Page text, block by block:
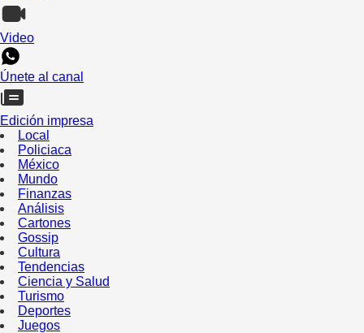
Video
Únete al canal
Edición impresa
Local
Policiaca
México
Mundo
Finanzas
Análisis
Cartones
Gossip
Cultura
Tendencias
Ciencia y Salud
Turismo
Deportes
Juegos